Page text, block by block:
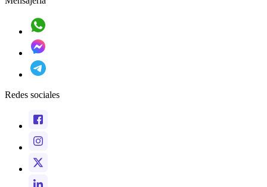
Redes sociales